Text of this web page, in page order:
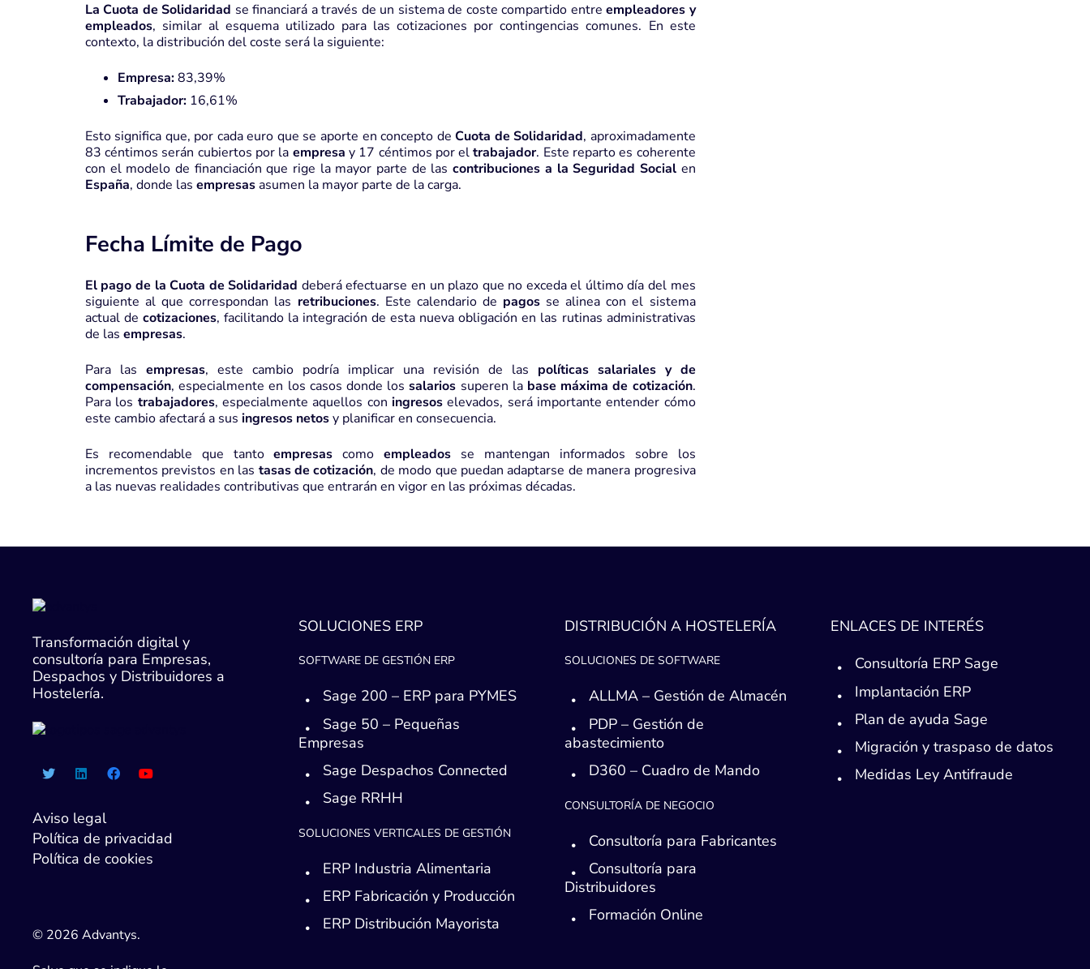
La Cuota de Solidaridad se financiará a través de un sistema de coste compartido entreempleadores y
empleados, similar al esquema utilizado para las cotizaciones por contingencias comunes. En este
contexto, la distribución del coste será la siguiente:
Empresa:83,39%
Trabajador:16,61%
Esto significa que, por cada euro que se aporte en concepto deCuota de Solidaridad, aproximadamente
83 céntimos serán cubiertos por la empresa y 17 céntimos por eltrabajador. Este reparto es coherente
con el modelo de financiación que rige la mayor parte de lascontribuciones a la Seguridad Socialen
España, donde las empresasasumen la mayor parte de la carga.
Fecha Límite de Pago
El pago de la Cuota de Solidaridad deberá efectuarse en un plazo que no exceda el último día del mes
siguiente al que correspondan las retribuciones. Este calendario de pagos se alinea con el sistema
actual decotizaciones, facilitando la integración de esta nueva obligación en las rutinas administrativas
de las empresas.
Para las empresas, este cambio podría implicar una revisión de las políticas salariales y de
compensación, especialmente en los casos donde los salarios superen la base máxima de cotización.
Para los trabajadores, especialmente aquellos con ingresoselevados, será importante entender cómo
este cambio afectará a sus ingresos netosy planificar en consecuencia.
Es recomendable que tantoempresascomoempleados se mantengan informados sobre los
incrementos previstos en las tasas de cotización, de modo que puedan adaptarse de manera progresiva
a las nuevas realidades contributivas que entrarán en vigor en las próximas décadas.
Transformación digital y
consultoría para Empresas,
Despachos y Distribuidores a
Hostelería.
Aviso legal
Política de privacidad
Política de cookies
© 2026 Advantys.
SOLUCIONES ERP
SOFTWARE DE GESTIÓN ERP
Sage 200 – ERP para PYMES
Sage 50 – Pequeñas
Empresas
Sage Despachos Connected
Sage RRHH
SOLUCIONES VERTICALES DE GESTIÓN
ERP Industria Alimentaria
ERP Fabricación y Producción
ERP Distribución Mayorista
DISTRIBUCIÓN A HOSTELERÍA
SOLUCIONES DE SOFTWARE
ALLMA – Gestión de Almacén
PDP – Gestión de
abastecimiento
D360 – Cuadro de Mando
CONSULTORÍA DE NEGOCIO
Consultoría para Fabricantes
Consultoría para
Distribuidores
Formación Online
ENLACES DE INTERÉS
Consultoría ERP Sage
Implantación ERP
Plan de ayuda Sage
Migración y traspaso de datos
Medidas Ley Antifraude